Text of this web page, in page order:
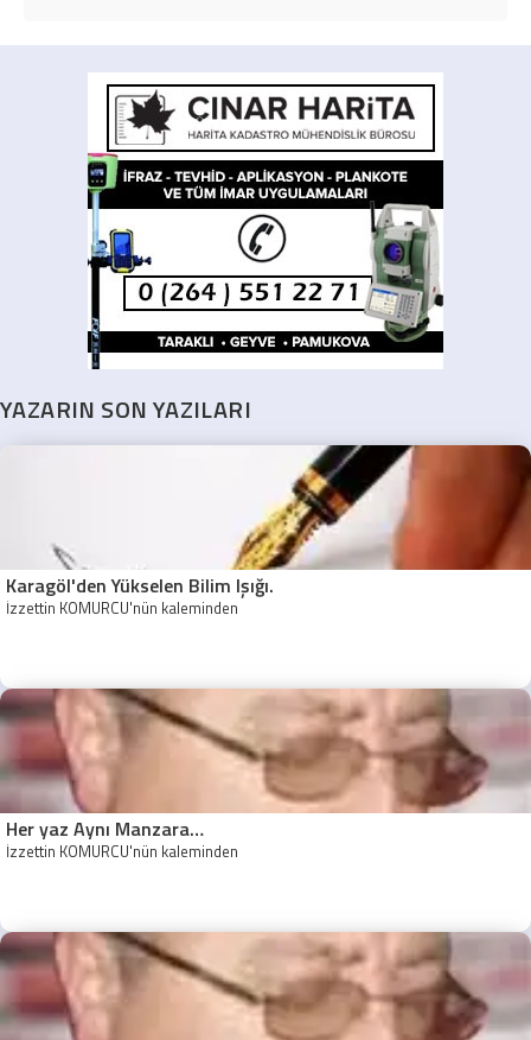
YAZARIN SON YAZILARI
Karagöl'den Yükselen Bilim Işığı.
İzzettin KÖMÜRCÜ'nün kaleminden
Her yaz Aynı Manzara…
İzzettin KÖMÜRCÜ'nün kaleminden